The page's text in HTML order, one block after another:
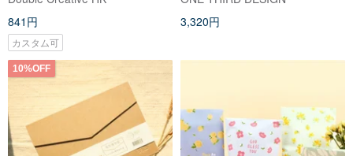
841円
カスタム可
3,320円
10%OFF